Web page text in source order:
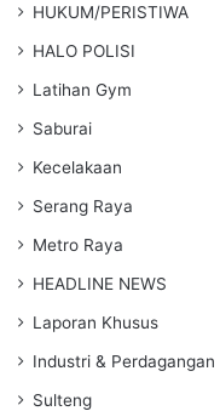
HUKUM/PERISTIWA
HALO POLISI
Latihan Gym
Saburai
Kecelakaan
Serang Raya
Metro Raya
HEADLINE NEWS
Laporan Khusus
Industri & Perdagangan
Sulteng